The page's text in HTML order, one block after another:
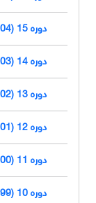
دوره 15 (1404)
دوره 14 (1403)
دوره 13 (1402)
دوره 12 (1401)
دوره 11 (1400)
دوره 10 (1399)